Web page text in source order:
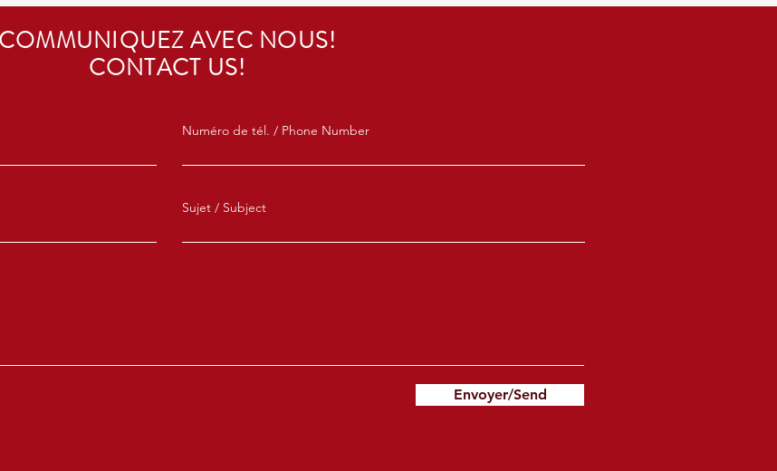
COMMUNIQUEZ AVEC NOUS!
CONTACT US!
Numéro de tél. / Phone Number
Sujet / Subject
Envoyer/Send